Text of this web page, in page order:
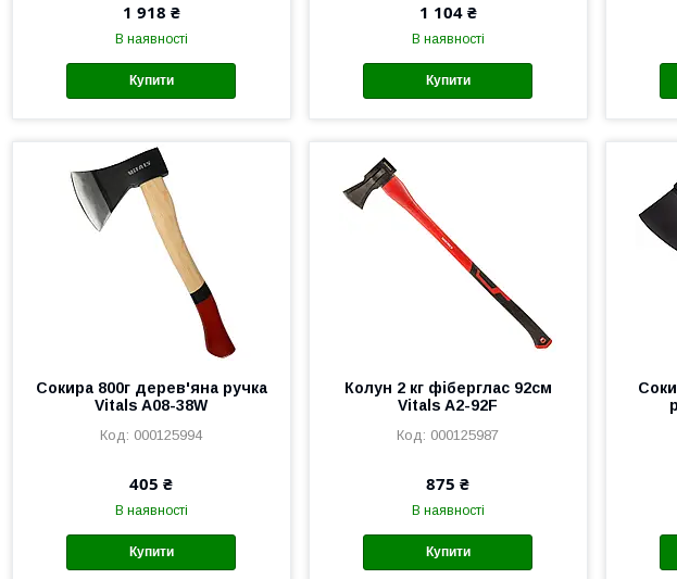
1 918 ₴
В наявності
Купити
1 104 ₴
В наявності
Купити
Сокира 800г дерев'яна ручка
Vitals A08-38W
000125994
405 ₴
В наявності
Купити
Колун 2 кг фіберглас 92см
Vitals A2-92F
000125987
875 ₴
В наявності
Купити